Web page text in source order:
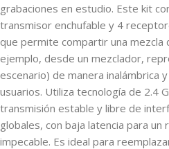
grabaciones en estudio. Este kit
transmisor enchufable y 4
que permite compartir una
ejemplo, desde un mezclador,
escenario) de manera inalámbrica
usuarios. Utiliza tecnología de 2.4
transmisión estable y libre de
globales, con baja latencia para un
impecable. Es ideal para